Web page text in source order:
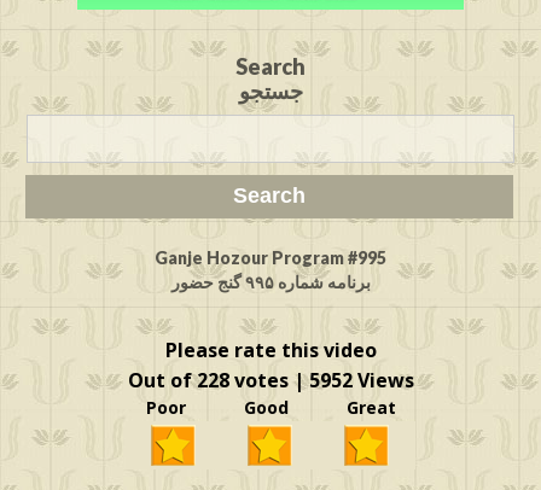
Search
جستجو
Ganje Hozour Program #995
برنامه شماره ۹۹۵ گنج حضور
Please rate this video
Out of 228 votes | 5952 Views
Poor Good Great